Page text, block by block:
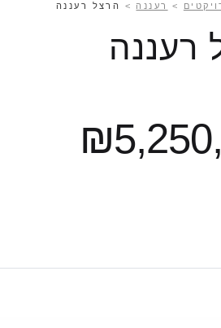
> רעננה > הרצל רעננה
רעננה